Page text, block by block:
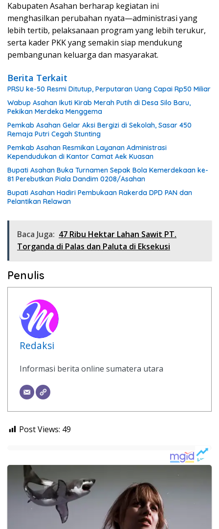
Kabupaten Asahan berharap kegiatan ini
menghasilkan perubahan nyata—administrasi yang
lebih tertib, pelaksanaan program yang lebih terukur,
serta kader PKK yang semakin siap mendukung
pembangunan keluarga dan masyarakat.
Berita Terkait
PRSU ke-50 Resmi Ditutup, Perputaran Uang Capai Rp50 Miliar
Wabup Asahan Ikuti Kirab Merah Putih di Desa Silo Baru,
Pekikan Merdeka Menggema
Pemkab Asahan Gelar Aksi Bergizi di Sekolah, Sasar 450
Remaja Putri Cegah Stunting
Pemkab Asahan Resmikan Layanan Administrasi
Kependudukan di Kantor Camat Aek Kuasan
Bupati Asahan Buka Turnamen Sepak Bola Kemerdekaan ke-
81 Perebutkan Piala Dandim 0208/Asahan
Bupati Asahan Hadiri Pembukaan Rakerda DPD PAN dan
Pelantikan Relawan
Baca Juga: 47 Ribu Hektar Lahan Sawit PT.
Torganda di Palas dan Paluta di Eksekusi
Penulis
Redaksi
Informasi berita online sumatera utara
Post Views: 49